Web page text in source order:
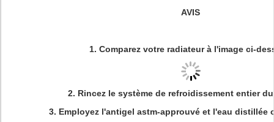
AVIS
1. Comparez votre radiateur à l'image ci-
2. Rincez le système de refroidissement entier
3. Employez l'antigel astm-approuvé et l'eau distillée